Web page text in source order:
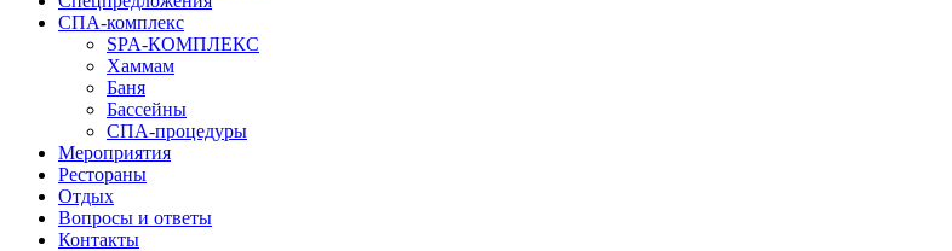
СПА-комплекс
SPA-КОМПЛЕКС
Хаммам
Баня
Бассейны
СПА-процедуры
Мероприятия
Рестораны
Отдых
Вопросы и ответы
Контакты